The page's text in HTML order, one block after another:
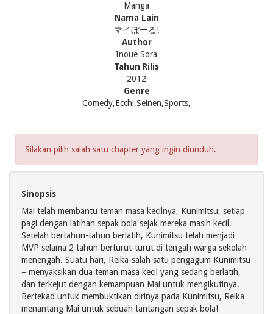
Manga
Nama Lain
マイぼーる!
Author
Inoue Sora
Tahun Rilis
2012
Genre
Comedy,Ecchi,Seinen,Sports,
Silakan pilih salah satu chapter yang ingin diunduh.
Sinopsis
Mai telah membantu teman masa kecilnya, Kunimitsu, setiap
pagi dengan latihan sepak bola sejak mereka masih kecil.
Setelah bertahun-tahun berlatih, Kunimitsu telah menjadi
MVP selama 2 tahun berturut-turut di tengah warga sekolah
menengah. Suatu hari, Reika-salah satu pengagum Kunimitsu
– menyaksikan dua teman masa kecil yang sedang berlatih,
dan terkejut dengan kemampuan Mai untuk mengikutinya.
Bertekad untuk membuktikan dirinya pada Kunimitsu, Reika
menantang Mai untuk sebuah tantangan sepak bola!